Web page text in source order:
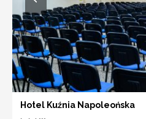
Hotel Kuźnia Napoleońska